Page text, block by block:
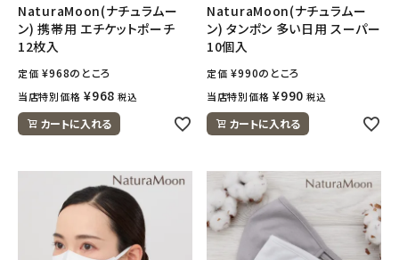
NaturaMoon(ナチュラムー
ン) 携帯用 エチケットポーチ
12枚入
定価 ¥968のところ
当店特別価格 ¥968 税込
カートに入れる
NaturaMoon(ナチュラムー
ン) タンポン 多い日用 スーパー
10個入
定価 ¥990のところ
当店特別価格 ¥990 税込
カートに入れる